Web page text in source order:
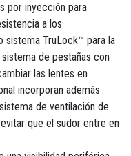
por inyección para
a los
sistema TruLock™ para la
de pestañas con
las lentes en
incorporan además
de ventilación de
que el sudor entre en